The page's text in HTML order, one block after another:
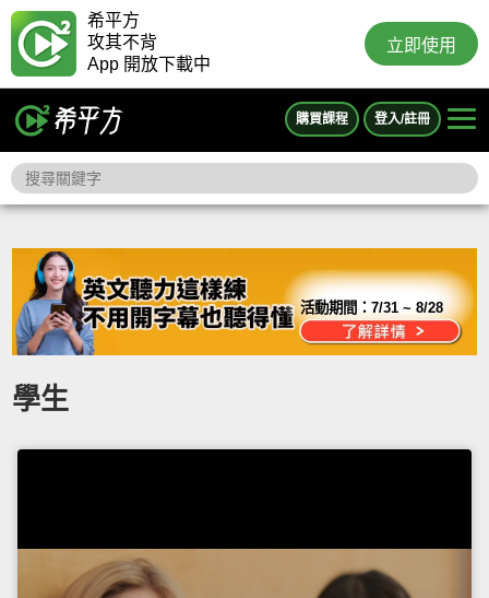
希平方
攻其不背
App 開放下載中
立即使用
購買課程 登入/註冊
活動期間：7/31 ~ 8/28
學生